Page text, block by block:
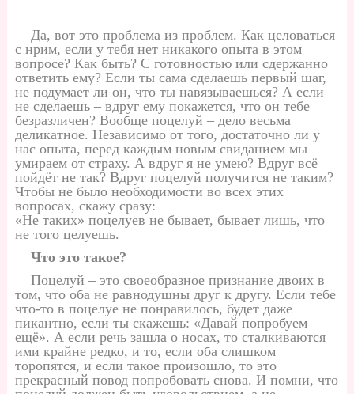
Да, вот это проблема из проблем. Как целоваться
с нрим, если у тебя нет никакого опыта в этом
вопросе? Как быть? С готовностью или сдержанно
ответить ему? Если ты сама сделаешь первый шаг,
не подумает ли он, что ты навязываешься? А если
не сделаешь – вдруг ему покажется, что он тебе
безразличен? Вообще поцелуй – дело весьма
деликатное. Независимо от того, достаточно ли у
нас опыта, перед каждым новым свиданием мы
умираем от страху. А вдруг я не умею? Вдруг всё
пойдёт не так? Вдруг поцелуй получится не таким?
Чтобы не было необходимости во всех этих
вопросах, скажу сразу:
«Не таких» поцелуев не бывает, бывает лишь, что
не того целуешь.
Что это такое?
Поцелуй – это своеобразное признание двоих в
том, что оба не равнодушны друг к другу. Если тебе
что-то в поцелуе не понравилось, будет даже
пикантно, если ты скажешь: «Давай попробуем
ещё». А если речь зашла о носах, то сталкиваются
ими крайне редко, и то, если оба слишком
торопятся, и если такое произошло, то это
прекрасный повод попробовать снова. И помни, что